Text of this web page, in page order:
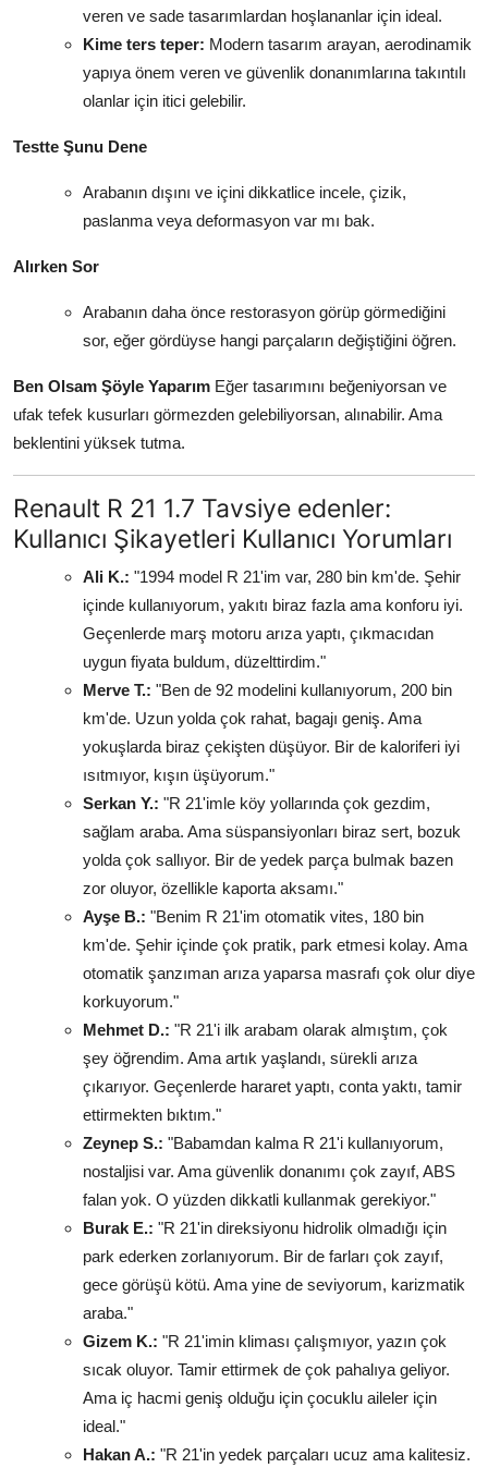
veren ve sade tasarımlardan hoşlananlar için ideal.
Kime ters teper: Modern tasarım arayan, aerodinamik
yapıya önem veren ve güvenlik donanımlarına takıntılı
olanlar için itici gelebilir.
Testte Şunu Dene
Arabanın dışını ve içini dikkatlice incele, çizik,
paslanma veya deformasyon var mı bak.
Alırken Sor
Arabanın daha önce restorasyon görüp görmediğini
sor, eğer gördüyse hangi parçaların değiştiğini öğren.
Ben Olsam Şöyle Yaparım Eğer tasarımını beğeniyorsan ve
ufak tefek kusurları görmezden gelebiliyorsan, alınabilir. Ama
beklentini yüksek tutma.
Renault R 21 1.7 Tavsiye edenler:
Kullanıcı Şikayetleri Kullanıcı Yorumları
Ali K.: "1994 model R 21'im var, 280 bin km'de. Şehir
içinde kullanıyorum, yakıtı biraz fazla ama konforu iyi.
Geçenlerde marş motoru arıza yaptı, çıkmacıdan
uygun fiyata buldum, düzelttirdim."
Merve T.: "Ben de 92 modelini kullanıyorum, 200 bin
km'de. Uzun yolda çok rahat, bagajı geniş. Ama
yokuşlarda biraz çekişten düşüyor. Bir de kaloriferi iyi
ısıtmıyor, kışın üşüyorum."
Serkan Y.: "R 21'imle köy yollarında çok gezdim,
sağlam araba. Ama süspansiyonları biraz sert, bozuk
yolda çok sallıyor. Bir de yedek parça bulmak bazen
zor oluyor, özellikle kaporta aksamı."
Ayşe B.: "Benim R 21'im otomatik vites, 180 bin
km'de. Şehir içinde çok pratik, park etmesi kolay. Ama
otomatik şanzıman arıza yaparsa masrafı çok olur diye
korkuyorum."
Mehmet D.: "R 21'i ilk arabam olarak almıştım, çok
şey öğrendim. Ama artık yaşlandı, sürekli arıza
çıkarıyor. Geçenlerde hararet yaptı, conta yaktı, tamir
ettirmekten bıktım."
Zeynep S.: "Babamdan kalma R 21'i kullanıyorum,
nostaljisi var. Ama güvenlik donanımı çok zayıf, ABS
falan yok. O yüzden dikkatli kullanmak gerekiyor."
Burak E.: "R 21'in direksiyonu hidrolik olmadığı için
park ederken zorlanıyorum. Bir de farları çok zayıf,
gece görüşü kötü. Ama yine de seviyorum, karizmatik
araba."
Gizem K.: "R 21'imin kliması çalışmıyor, yazın çok
sıcak oluyor. Tamir ettirmek de çok pahalıya geliyor.
Ama iç hacmi geniş olduğu için çocuklu aileler için
ideal."
Hakan A.: "R 21'in yedek parçaları ucuz ama kalitesiz.